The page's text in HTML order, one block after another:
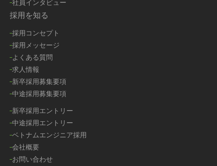
社員インタビュー
採用を知る
採用コンセプト
採用メッセージ
よくある質問
求人情報
新卒採用募集要項
中途採用募集要項
新卒採用エントリー
中途採用エントリー
ベトナムエンジニア採用
会社概要
お問い合わせ